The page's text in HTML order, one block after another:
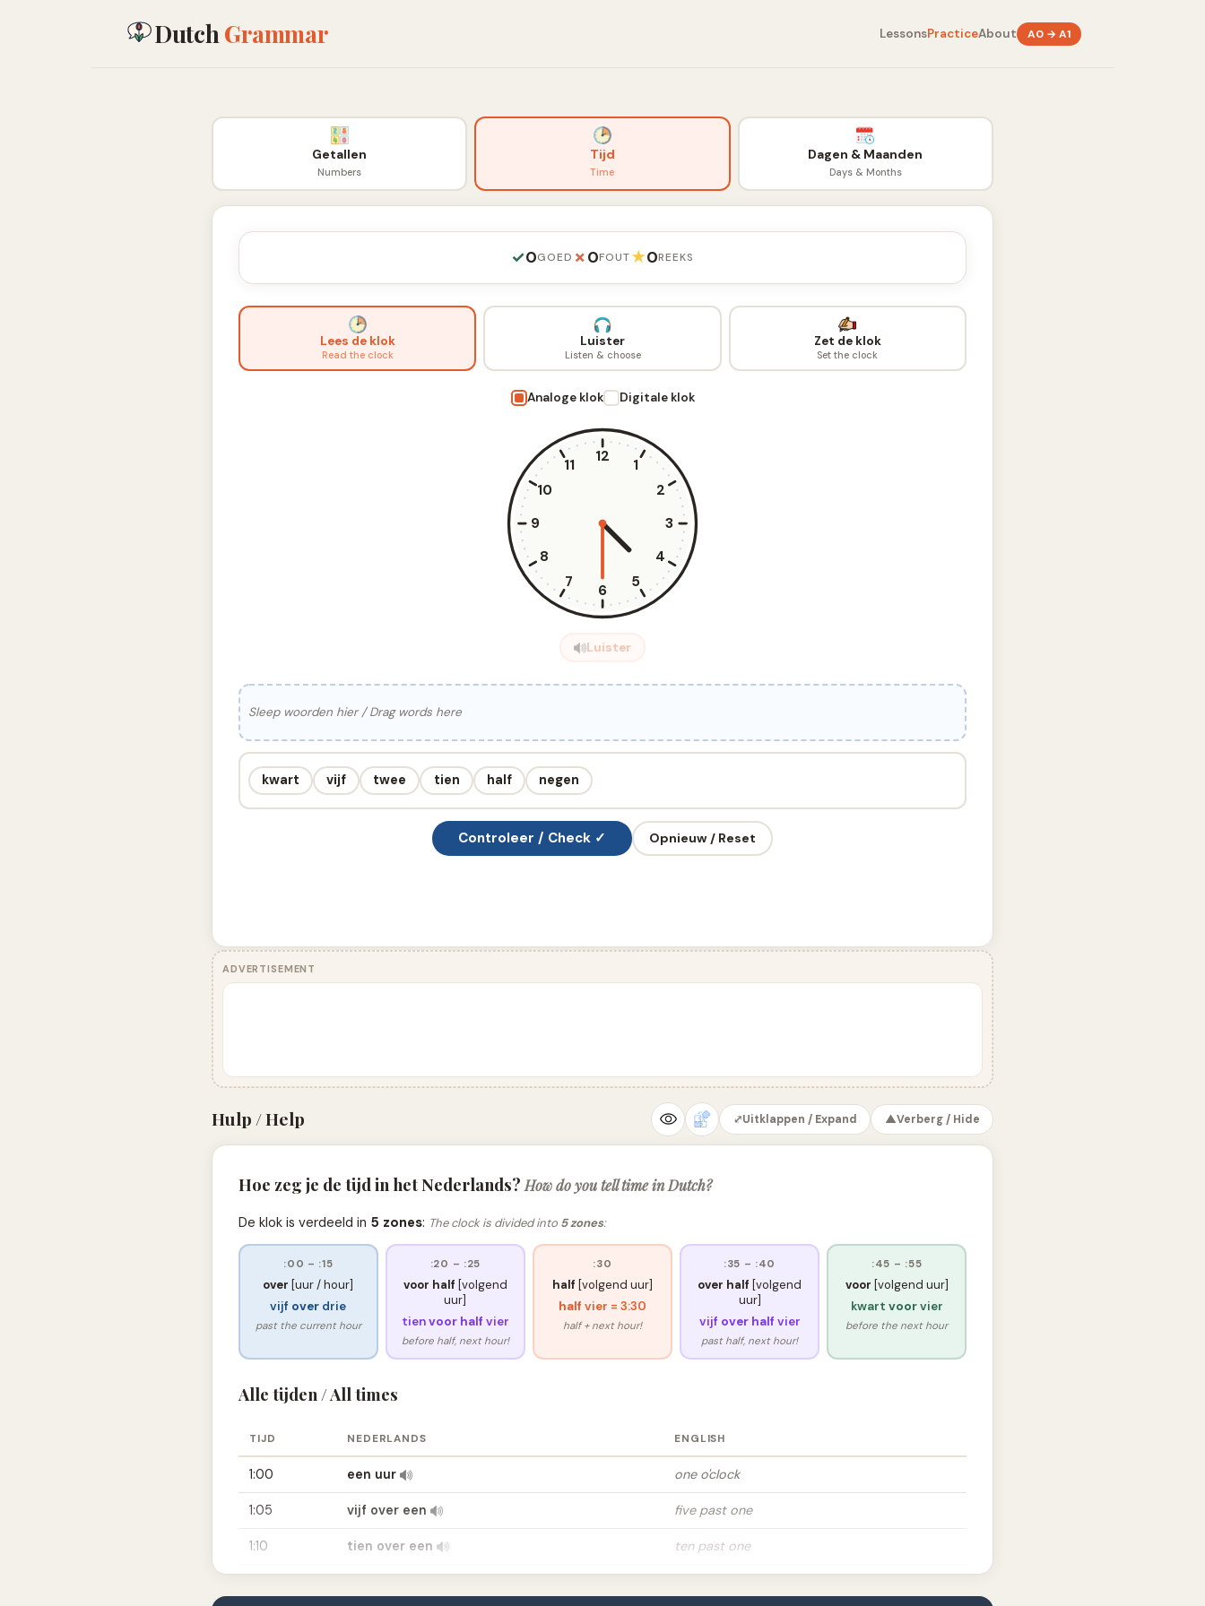
DutchGrammar LessonsPracticeAbout A0 → A1
Getallen
Numbers
Tijd
Time
Dagen & Maanden
Days & Months
✓0GOED ✗0FOUT★0REEKS
Lees de klok
Read the clock
Luister
Listen & choose
Zet de klok
Set the clock
Analoge klok Digitale klok
1
2
3
4
5
6
7
8
9
10
11
12
Luister
Sleep woorden hier / Drag words here
kwart vijf twee tien half negen
Controleer / Check ✓ Opnieuw / Reset
ADVERTISEMENT
Hulp / Help ⤢Uitklappen / Expand ▲Verberg / Hide
Hoe zeg je de tijd in het Nederlands? How do you tell time in Dutch?
De klok is verdeeld in 5 zones: The clock is divided into 5 zones:
:00 – :15
over [uur / hour]
vijf over drie
past the current hour
:20 – :25
voor half [volgend
uur]
tienvoor half vier
before half, next hour!
:30
half [volgend uur]
half vier = 3:30
half + next hour!
:35 – :40
over half [volgend
uur]
vijf over half vier
past half, next hour!
:45 – :55
voor [volgend uur]
kwart voorvier
before the next hour
Alle tijden / All times
TIJD NEDERLANDS ENGLISH
1:00 een uur one o'clock
1:05 vijf over een five past one
1:10 tien over een ten past one